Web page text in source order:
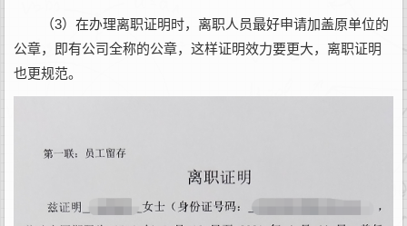
（3）在办理离职证明时，离职人员最好申请加盖原单位的
公章，即有公司全称的公章，这样证明效力要更大，离职证明
也更规范。